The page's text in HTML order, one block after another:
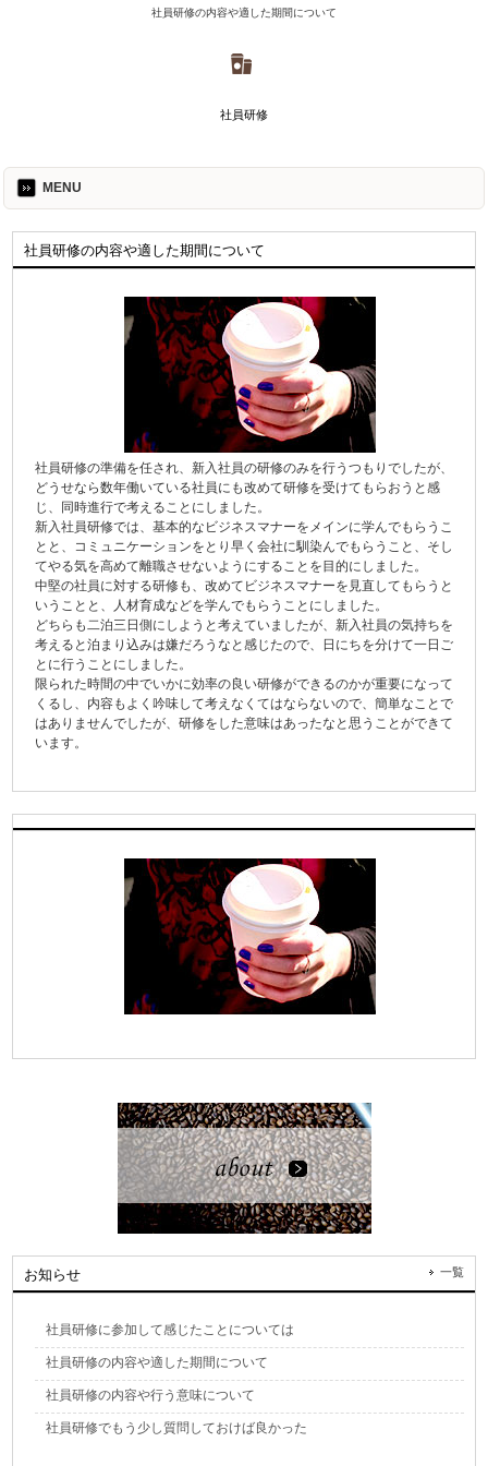
社員研修の内容や適した期間について
社員研修
MENU
社員研修の内容や適した期間について
社員研修の準備を任され、新入社員の研修のみを行うつもりでしたが、
どうせなら数年働いている社員にも改めて研修を受けてもらおうと感
じ、同時進行で考えることにしました。
新入社員研修では、基本的なビジネスマナーをメインに学んでもらうこ
とと、コミュニケーションをとり早く会社に馴染んでもらうこと、そし
てやる気を高めて離職させないようにすることを目的にしました。
中堅の社員に対する研修も、改めてビジネスマナーを見直してもらうと
いうことと、人材育成などを学んでもらうことにしました。
どちらも二泊三日側にしようと考えていましたが、新入社員の気持ちを
考えると泊まり込みは嫌だろうなと感じたので、日にちを分けて一日ご
とに行うことにしました。
限られた時間の中でいかに効率の良い研修ができるのかが重要になって
くるし、内容もよく吟味して考えなくてはならないので、簡単なことで
はありませんでしたが、研修をした意味はあったなと思うことができて
います。
お知らせ 一覧
社員研修に参加して感じたことについては
社員研修の内容や適した期間について
社員研修の内容や行う意味について
社員研修でもう少し質問しておけば良かった